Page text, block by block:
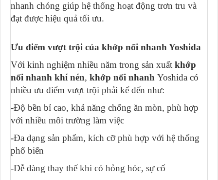
nhanh chóng giúp hệ thống hoạt động trơn tru và
đạt được hiệu quả tối ưu.
Ưu điểm vượt trội của khớp nối nhanh Yoshida
Với kinh nghiệm nhiều năm trong sản xuất khớp
nối nhanh khí nén, khớp nối nhanh Yoshida có
nhiều ưu điểm vượt trội phải kể đến như:
-Độ bền bỉ cao, khả năng chống ăn mòn, phù hợp
với nhiều môi trường làm việc
-Đa dạng sản phẩm, kích cỡ phù hợp với hệ thống
phổ biến
-Dễ dàng thay thế khi có hỏng hóc, sự cố